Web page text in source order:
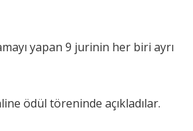
yapan 9 jurinin her biri ayrı
ödül töreninde açıkladılar.